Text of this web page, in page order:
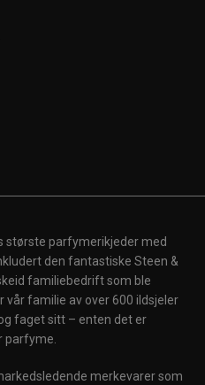
største parfymerikjeder med
den fantastiske Steen &
familiebedrift som ble
vår familie av over 600 ildsjeler
faget sitt – enten det er
parfyme.
merkevarer som